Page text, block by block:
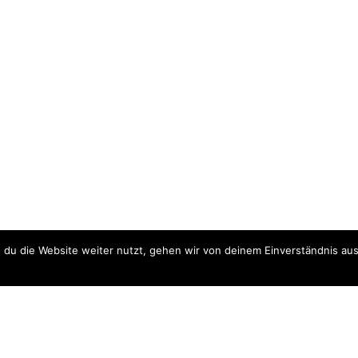
du die Website weiter nutzt, gehen wir von deinem Einverständnis